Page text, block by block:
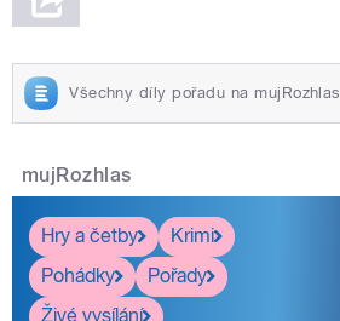
pause
Všechny díly pořadu na mujRozhlas
mujRozhlas
Hry a četby
Krimi
Pohádky
Pořady
Živé vysílání